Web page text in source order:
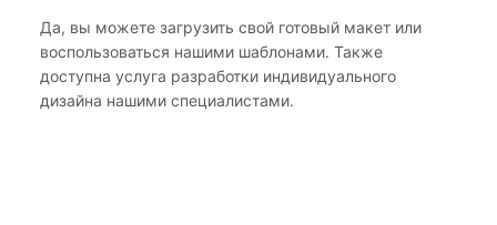
Да, вы можете загрузить свой готовый макет или
воспользоваться нашими шаблонами. Также
доступна услуга разработки индивидуального
дизайна нашими специалистами.